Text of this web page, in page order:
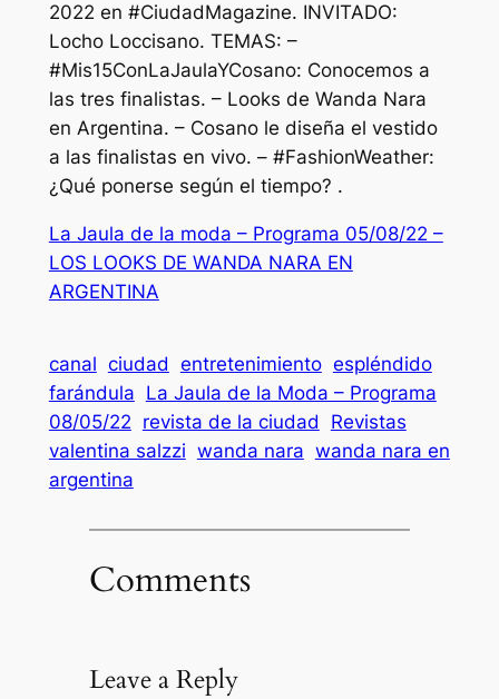
2022 en #CiudadMagazine. INVITADO:
Locho Loccisano. TEMAS: –
#Mis15ConLaJaulaYCosano: Conocemos a
las tres finalistas. – Looks de Wanda Nara
en Argentina. – Cosano le diseña el vestido
a las finalistas en vivo. – #FashionWeather:
¿Qué ponerse según el tiempo? .
La Jaula de la moda – Programa 05/08/22 –
LOS LOOKS DE WANDA NARA EN
ARGENTINA
canal ciudad entretenimiento espléndido
farándula La Jaula de la Moda – Programa
08/05/22 revista de la ciudad
Revistas
valentina salzzi wanda nara wanda nara en
argentina
Comments
Leave a Reply